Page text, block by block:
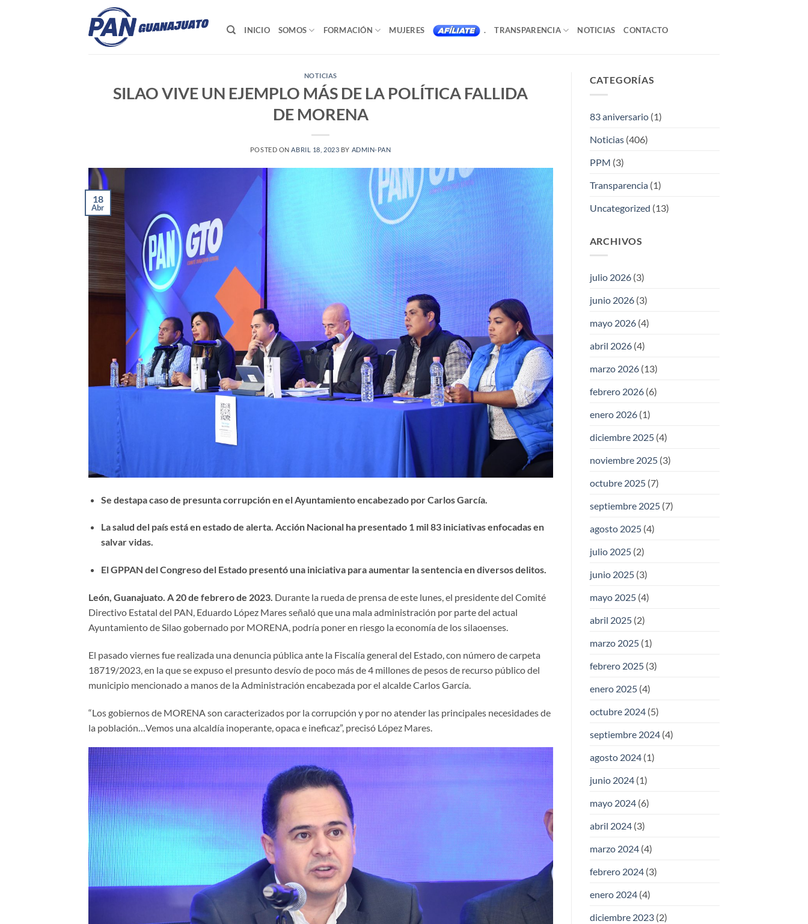
INICIO SOMOS FORMACIÓN MUJERES . TRANSPARENCIA NOTICIAS CONTACTO
NOTICIAS
SILAO VIVE UN EJEMPLO MÁS DE LA POLÍTICA FALLIDA
DE MORENA
POSTED ON ABRIL 18, 2023 BY ADMIN-PAN
18
Abr
Se destapa caso de presunta corrupción en el Ayuntamiento encabezado por Carlos García.
La salud del país está en estado de alerta. Acción Nacional ha presentado 1 mil 83 iniciativas enfocadas en
salvar vidas.
El GPPAN del Congreso del Estado presentó una iniciativa para aumentar la sentencia en diversos delitos.
León, Guanajuato. A 20 de febrero de 2023. Durante la rueda de prensa de este lunes, el presidente del Comité
Directivo Estatal del PAN, Eduardo López Mares señaló que una mala administración por parte del actual
Ayuntamiento de Silao gobernado por MORENA, podría poner en riesgo la economía de los silaoenses.
El pasado viernes fue realizada una denuncia pública ante la Fiscalía general del Estado, con número de carpeta
18719/2023, en la que se expuso el presunto desvío de poco más de 4 millones de pesos de recurso público del
municipio mencionado a manos de la Administración encabezada por el alcalde Carlos García.
“Los gobiernos de MORENA son caracterizados por la corrupción y por no atender las principales necesidades de
la población…Vemos una alcaldía inoperante, opaca e ineficaz”, precisó López Mares.
CATEGORÍAS
83 aniversario(1)
Noticias(406)
PPM (3)
Transparencia(1)
Uncategorized (13)
ARCHIVOS
julio 2026(3)
junio 2026(3)
mayo 2026(4)
abril 2026(4)
marzo 2026(13)
febrero 2026(6)
enero 2026(1)
diciembre 2025(4)
noviembre 2025(3)
octubre 2025(7)
septiembre 2025(7)
agosto 2025(4)
julio 2025(2)
junio 2025(3)
mayo 2025(4)
abril 2025(2)
marzo 2025(1)
febrero 2025(3)
enero 2025(4)
octubre 2024(5)
septiembre 2024(4)
agosto 2024(1)
junio 2024(1)
mayo 2024(6)
abril 2024(3)
marzo 2024(4)
febrero 2024(3)
enero 2024(4)
diciembre 2023(2)